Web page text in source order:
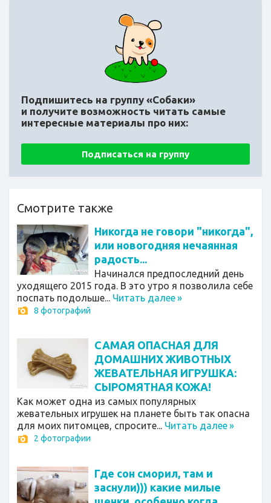
Подпишитесь на группу «Собаки»
и получите возможность читать самые
интересные материалы про них:
Подписаться на группу
Смотрите также
Никогда не говори "никогда",
или новогодняя нечаянная
радость...
Начинался предпоследний день
уходящего 2015 года. В это утро я позволила себе
поспать подольше... Читать далее»
8 фотографий
САМАЯ ОПАСНАЯ ДЛЯ
ДОМАШНИХ ЖИВОТНЫХ
ЖЕВАТЕЛЬНАЯ ИГРУШКА:
СЫРОМЯТНАЯ КОЖА!
Как может одна из самых популярных
жевательных игрушек на планете быть так опасна
для моих питомцев, спросите... Читать далее»
2 фотографии
Где сон сморил, там и
заснули))) какие милые